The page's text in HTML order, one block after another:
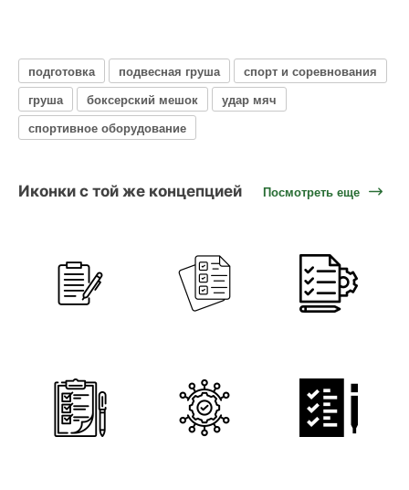
подготовка подвесная груша
спорт и соревнования
груша
боксерский мешок
удар мяч
спортивное оборудование
Иконки с той же концепцией Посмотреть еще